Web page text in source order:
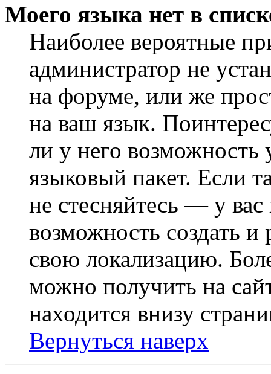
Моего языка нет в
Наиболее вероятные
администратор не
на форуме, или же
на ваш язык.
ли у него
языковый пакет. Если
не стесняйтесь — у вас
возможность создать
свою локализацию.
можно получить на
находится внизу
Вернуться наверх